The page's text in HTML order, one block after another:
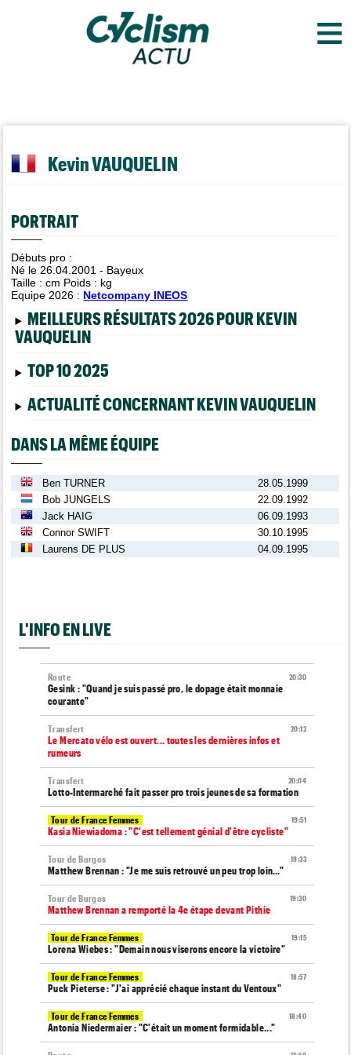
≡
Kevin VAUQUELIN
PORTRAIT
Débuts pro :
Né le 26.04.2001 - Bayeux
Taille :cm Poids : kg
Equipe 2026 : Netcompany INEOS
MEILLEURS RÉSULTATS 2026 POUR KEVIN
VAUQUELIN
TOP 10 2025
ACTUALITÉ CONCERNANT KEVIN VAUQUELIN
DANS LA MÊME ÉQUIPE
Ben TURNER
28.05.1999
Bob JUNGELS
22.09.1992
Jack HAIG
06.09.1993
Connor SWIFT
30.10.1995
Laurens DE PLUS
04.09.1995
L'INFO EN LIVE
20:30
Route
Gesink : "Quand je suis passé pro, le dopage était monnaie
courante"
20:12
Transfert
Le Mercato vélo est ouvert... toutes les dernières infos et
rumeurs
20:04
Transfert
Lotto-Intermarché fait passer pro trois jeunes de sa formation
19:51
Tour de France Femmes
Kasia Niewiadoma : "C'est tellement génial d'être cycliste"
19:33
Tour de Burgos
Matthew Brennan : "Je me suis retrouvé un peu trop loin…"
19:30
Tour de Burgos
Matthew Brennan a remporté la 4e étape devant Pithie
19:15
Tour de France Femmes
Lorena Wiebes : "Demain nous viserons encore la victoire"
18:57
Tour de France Femmes
Puck Pieterse : "J'ai apprécié chaque instant du Ventoux"
18:40
Tour de France Femmes
Antonia Niedermaier : "C'était un moment formidable..."